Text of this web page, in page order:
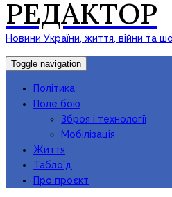
РЕДАКТОР
Новини України, життя, війни та
Toggle navigation
Політика
Поле бою
Зброя і технології
Мобілізація
Життя
Таблоїд
Про проєкт